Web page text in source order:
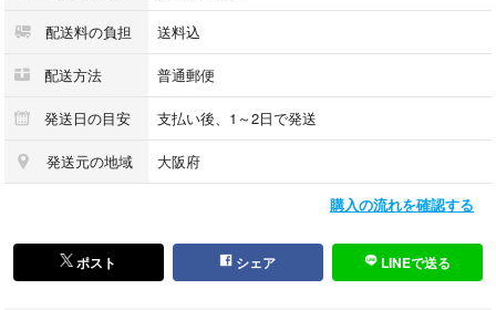
配送料の負担 送料込
配送方法 普通郵便
発送日の目安 支払い後、1～2日で発送
発送元の地域 大阪府
購入の流れを確認する
ポスト シェア LINEで送る